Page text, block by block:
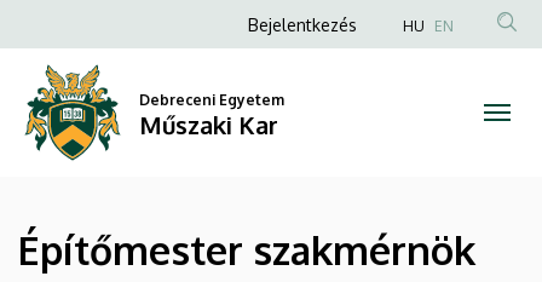
szakmérnök
Műszaki
Kar
a
tartalomra
Anonim
fiók
menüje
Bejelentkezés HU EN
Debreceni Egyetem
Műszaki Kar
Építőmester szakmérnök